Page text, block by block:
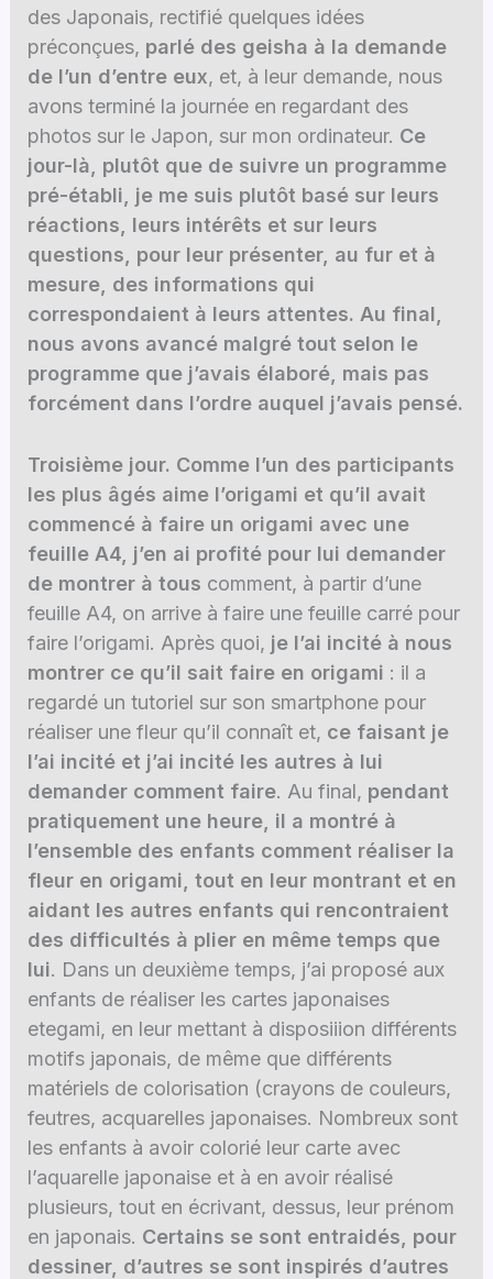
des Japonais, rectifié quelques idées
préconçues, parlé des geisha à la demande
de l’un d’entre eux, et, à leur demande, nous
avons terminé la journée en regardant des
photos sur le Japon, sur mon ordinateur. Ce
jour-là, plutôt que de suivre un programme
pré-établi, je me suis plutôt basé sur leurs
réactions, leurs intérêts et sur leurs
questions, pour leur présenter, au fur et à
mesure, des informations qui
correspondaient à leurs attentes. Au final,
nous avons avancé malgré tout selon le
programme que j’avais élaboré, mais pas
forcément dans l’ordre auquel j’avais pensé.
Troisième jour. Comme l’un des participants
les plus âgés aime l’origami et qu’il avait
commencé à faire un origami avec une
feuille A4, j’en ai profité pour lui demander
de montrer à tous comment, à partir d’une
feuille A4, on arrive à faire une feuille carré pour
faire l’origami. Après quoi, je l’ai incité à nous
montrer ce qu’il sait faire en origami : il a
regardé un tutoriel sur son smartphone pour
réaliser une fleur qu’il connaît et, ce faisant je
l’ai incité et j’ai incité les autres à lui
demander comment faire. Au final, pendant
pratiquement une heure, il a montré à
l’ensemble des enfants comment réaliser la
fleur en origami, tout en leur montrant et en
aidant les autres enfants qui rencontraient
des difficultés à plier en même temps que
lui. Dans un deuxième temps, j’ai proposé aux
enfants de réaliser les cartes japonaises
etegami, en leur mettant à disposiiion différents
motifs japonais, de même que différents
matériels de colorisation (crayons de couleurs,
feutres, acquarelles japonaises. Nombreux sont
les enfants à avoir colorié leur carte avec
l’aquarelle japonaise et à en avoir réalisé
plusieurs, tout en écrivant, dessus, leur prénom
en japonais. Certains se sont entraidés, pour
dessiner, d’autres se sont inspirés d’autres